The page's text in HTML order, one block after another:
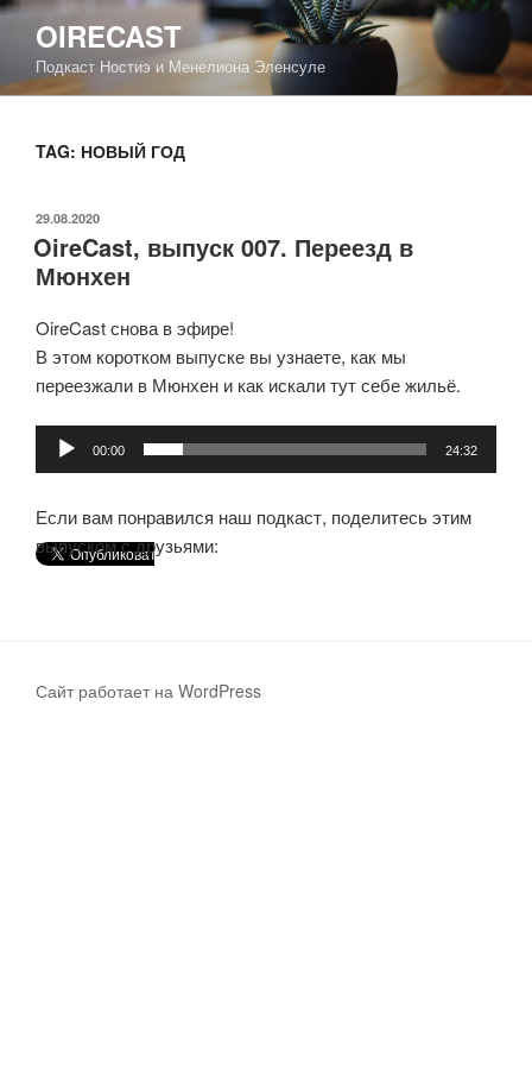
Перейти
содержимому
OIRECAST
Подкаст Ностиэ и Менелиона Эленсуле
TAG: НОВЫЙ ГОД
ОПУБЛИКОВАНО
29.08.2020
OireCast, выпуск 007. Переезд в
Мюнхен
OireCast снова в эфире!
В этом коротком выпуске вы узнаете, как мы
переезжали в Мюнхен и как искали тут себе жильё.
Аудиоплеер
00:00 24:32
Если вам понравился наш подкаст, поделитесь этим
выпуском с друзьями:
Сайт работает на WordPress